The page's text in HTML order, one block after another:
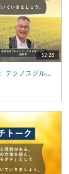
52:26
名誉教授と経営者のトモダチトークゲスト： テクノスグループ CEO 相田 龍三 氏